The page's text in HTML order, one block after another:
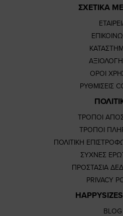
ΣΧΕΤΙΚΑ
ΟΡΟΙ
ΡΥΘΜΙΣΕΙΣ
ΤΡΟΠΟΙ
ΤΡΟΠΟΙ
ΠΟΛΙΤΙΚΗ
ΣΥΧΝΕΣ
ΠΡΟΣΤΑΣΙΑ
PRIVACY
BLOG